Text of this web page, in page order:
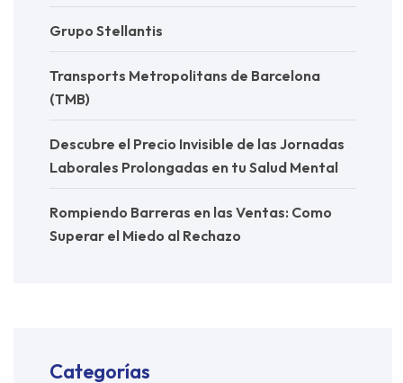
Grupo Stellantis
Transports Metropolitans de Barcelona
(TMB)
Descubre el Precio Invisible de las Jornadas
Laborales Prolongadas en tu Salud Mental
Rompiendo Barreras en las Ventas: Como
Superar el Miedo al Rechazo
Categorías